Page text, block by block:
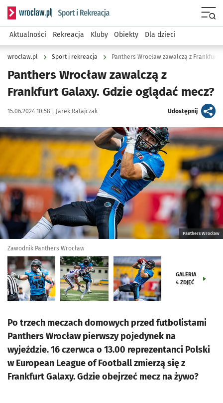
Serwis informacyjny wroclaw.pl podserwis: Sport i rekreacja
Aktualności Rekreacja Kluby Obiekty Dla dzieci
wroclaw.pl Sport i rekreacja Panthers Wrocław zawalczą z Frankfurt
Panthers Wrocław zawalczą z
Frankfurt Galaxy. Gdzie oglądać mecz?
Data publikacji:
15.06.2024 10:58 | Autor:
Jarek Ratajczak Udostępnijartykuł
Kliknij, aby zobaczyć galerię
Panthers Wrocław
Zawodnik Panthers Wrocław
GALERIA
4 ZDJĘĆ
Po trzech meczach domowych przed futbolistami
Panthers Wrocław pierwszy pojedynek na
wyjeździe. 16 czerwca o 13.00 reprezentanci Polski
w European League of Football zmierzą się z
Frankfurt Galaxy. Gdzie obejrzeć mecz na żywo?